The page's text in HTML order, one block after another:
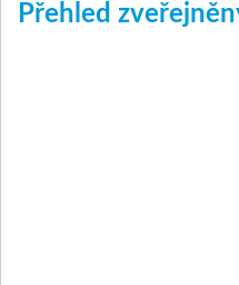
Přehled